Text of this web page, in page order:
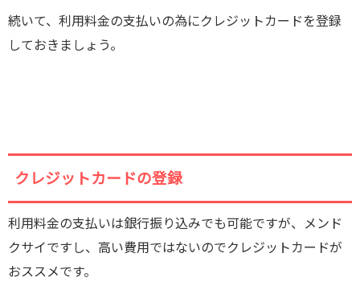
続いて、利用料金の支払いの為にクレジットカードを登録
しておきましょう。
クレジットカードの登録
利用料金の支払いは銀行振り込みでも可能ですが、メンド
クサイですし、高い費用ではないのでクレジットカードが
おススメです。